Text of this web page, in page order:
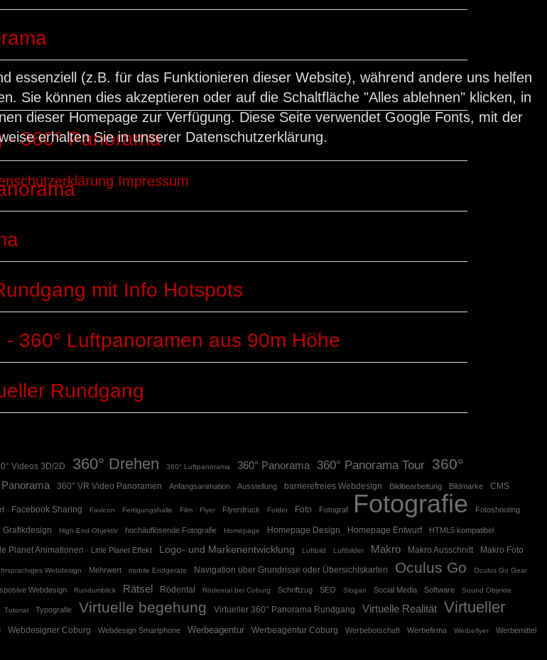
360° Panorama
mit Info Hotspots
360° Luftpanoramen aus 90m Höhe
Rundgang
Videos 3D/2D 360° Drehen 360° Luftpanorama 360° Panorama 360° Panorama Tour 360°
360° VR Video Panoramen Anfangsanimation Ausstellung barrierefreies Webdesign Bildbearbeitung Bildmarke CMS
Facebook Sharing Favicon Fertigungshalle Film Flyer Flyerdruck Folder Foto Fotograf Fotografie Fotoshooting
Grafikdesign High-End Objektiv hochäuflösende Fotografie Homepage Homepage Design Homepage Entwurf HTML5 kompatibel
Planet Animationen Little Planet Effekt Logo- und Markenentwicklung Luftbild Luftbilder Makro Makro Ausschnitt
Makro Foto
Webdesign Mehrwert mobile Endgeräte Navigation über Grundrisse oder Übersichtskarten Oculus Go Oculus Go Gear
Webdesign Rundumblick Rätsel Rödental Rödental bei Coburg Schriftzug SEO Slogan Social Media Software Sound Objekte
Tutorial Typografie Virtuelle begehung Virtueller 360° Panorama Rundgang Virtuelle Realität Virtueller
Webdesigner Coburg Webdesign Smartphone Werbeagentur Werbeagentur Coburg Werbebotschaft Werbefirma Werbeflyer Werbemittel
essenziell (z.B. für das Funktionieren dieser Website), während andere uns helfen
Sie können dies akzeptieren oder auf die Schaltfläche "Alles ablehnen" klicken, in
dieser Homepage zur Verfügung. Diese Seite verwendet Google Fonts, mit der
erhalten Sie in unserer Datenschutzerklärung.
Impressum